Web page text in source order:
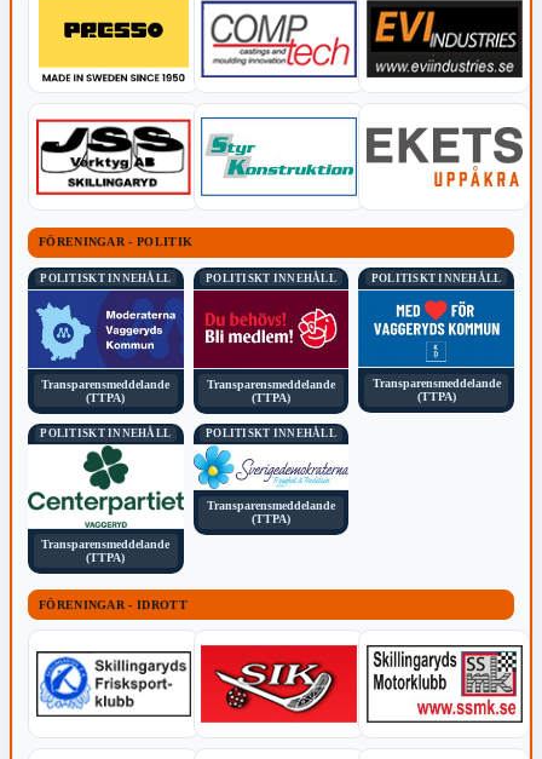
FÖRENINGAR - POLITIK
POLITISKT INNEHÅLL
Transparensmeddelande
(TTPA)
POLITISKT INNEHÅLL
Transparensmeddelande
(TTPA)
POLITISKT INNEHÅLL
Transparensmeddelande
(TTPA)
POLITISKT INNEHÅLL
Transparensmeddelande
(TTPA)
POLITISKT INNEHÅLL
Transparensmeddelande
(TTPA)
FÖRENINGAR - IDROTT